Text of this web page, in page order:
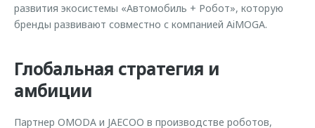
Трейд-ин
Оригинальные аксессуары
развития экосистемы «Автомобиль + Робот», которую
бренды развивают совместно с компанией AiMOGA.
Глобальная стратегия и
амбиции
Партнер OMODA и JAECOO в производстве роботов,